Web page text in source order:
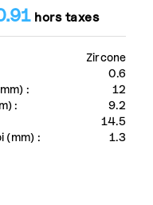
Zircone
0.6
:
12
:
9.2
14.5
(mm) :
1.3
hors taxes